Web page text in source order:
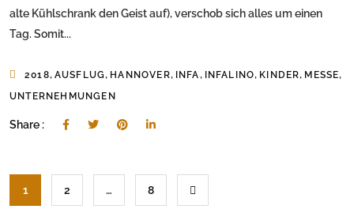
alte Kühlschrank den Geist auf), verschob sich alles um einen
Tag. Somit...
2018, AUSFLUG, HANNOVER, INFA, INFALINO, KINDER, MESSE,
UNTERNEHMUNGEN
Share :
1 2 … 8